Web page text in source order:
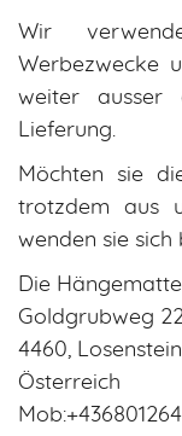
Wir
Werbezwecke
weiter ausser
Lieferung.
Möchten sie
trotzdem aus
wenden sie sich
Die
Goldgrubweg
4460, Losenstein
Österreich